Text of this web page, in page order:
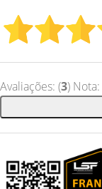
Avaliações: (3) Nota: